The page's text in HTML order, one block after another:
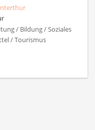
/ Bildung / Soziales
/ Tourismus